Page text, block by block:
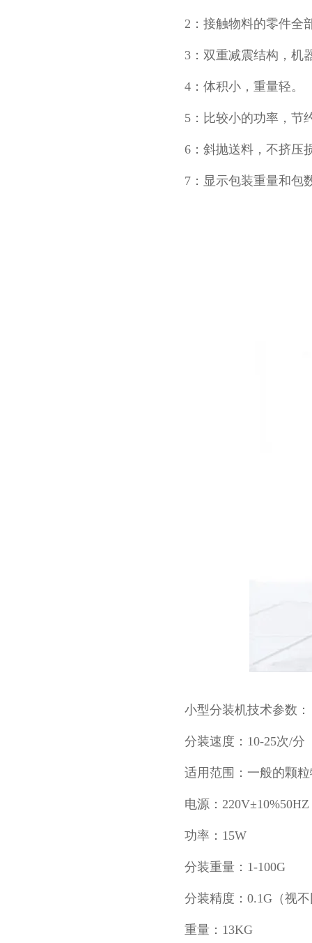
2：接触物料的零件全
3：双重减震结构，机
4：体积小，重量轻。
5：比较小的功率，节
6：斜抛送料，不挤压
7：显示包装重量和包
小型分装机技术参数
分装速度：10-25次/分
适用范围：一般的颗
电源：220V±10%50HZ
功率：15W
分装重量：1-100G
分装精度：0.1G（视
重量：13KG